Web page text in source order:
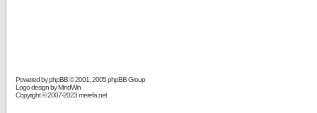
Powered byphpBB© 2001, 2005 phpBB Group
Logo design by MindWin
Copyright © 2007-2023 merefa.net